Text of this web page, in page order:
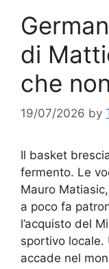
di
che
19/07/2026 by
Il basket
fermento. Le
Mauro
a poco fa
l’acquisto del
sportivo locale.
accade nel